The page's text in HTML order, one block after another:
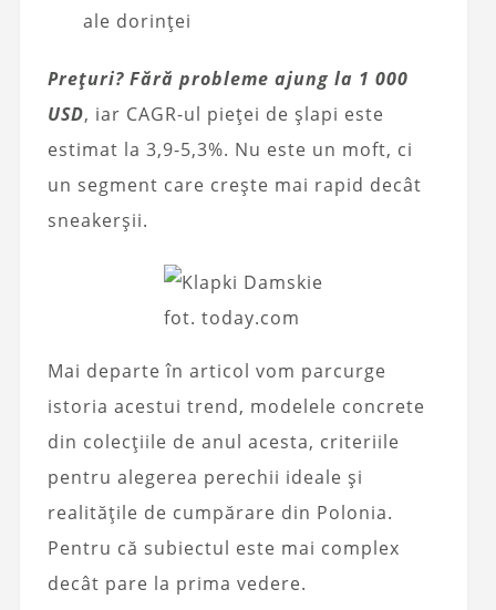
ale dorinței
Prețuri? Fără probleme ajung la 1 000
USD, iar CAGR-ul pieței de șlapi este
estimat la 3,9-5,3%. Nu este un moft, ci
un segment care crește mai rapid decât
sneakerșii.
fot. today.com
Mai departe în articol vom parcurge
istoria acestui trend, modelele concrete
din colecțiile de anul acesta, criteriile
pentru alegerea perechii ideale și
realitățile de cumpărare din Polonia.
Pentru că subiectul este mai complex
decât pare la prima vedere.